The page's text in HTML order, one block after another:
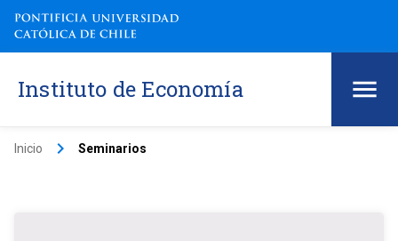
Instituto de Economía
Inicio keyboard_arrow_right Seminarios